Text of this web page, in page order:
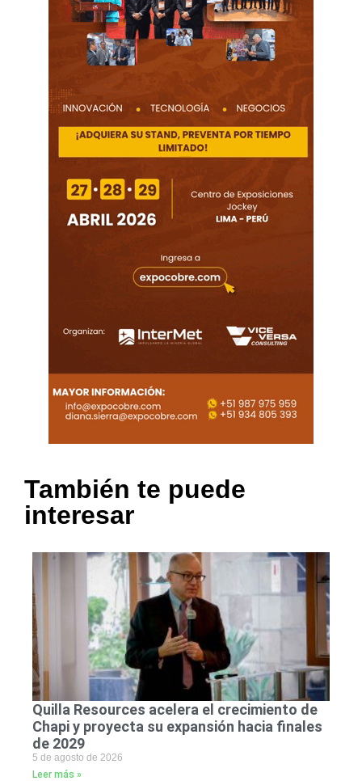
También te puede
interesar
Quilla Resources acelera el crecimiento de
Chapi y proyecta su expansión hacia finales
de 2029
5 de agosto de 2026
Leer más »